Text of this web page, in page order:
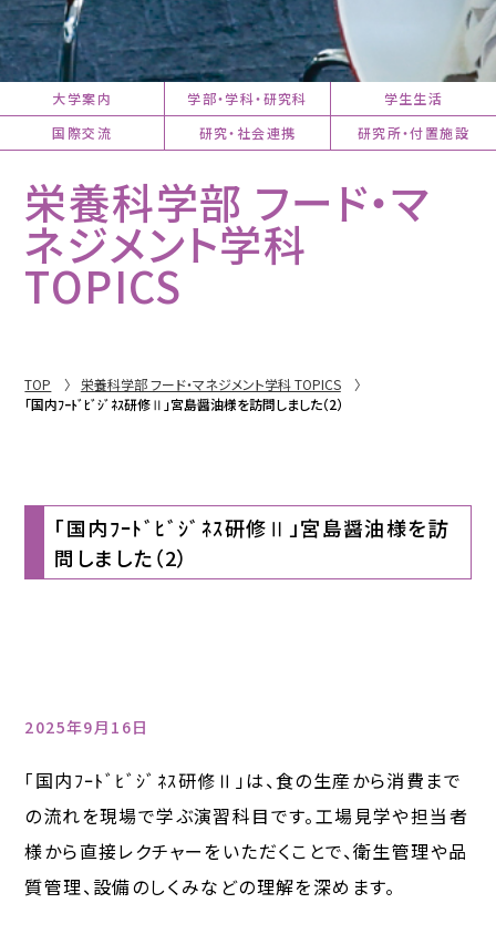
大学案内 学部・学科・研究科
学生生活
国際交流
研究・社会連携 研究所・付置施設
栄養科学部 フード・マ
ネジメント学科
TOPICS
TOP
栄養科学部 フード・マネジメント学科 TOPICS
「国内ﾌｰﾄﾞﾋﾞｼﾞﾈｽ研修Ⅱ」宮島醤油様を訪問しました（2）
「国内ﾌｰﾄﾞﾋﾞｼﾞﾈｽ研修Ⅱ」宮島醤油様を訪
問しました（2）
2025年9月16日
「国内ﾌｰﾄﾞﾋﾞｼﾞﾈｽ研修Ⅱ」は、食の生産から消費まで
の流れを現場で学ぶ演習科目です。工場見学や担当者
様から直接レクチャーをいただくことで、衛生管理や品
質管理、設備のしくみなどの理解を深めます。